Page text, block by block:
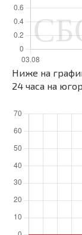
Ниже на
24 часа на